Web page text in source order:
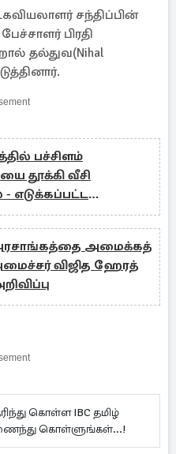
சந்திப்பின்
பிரதி
தல்துவ(Nihal
பச்சிளம்
தூக்கி வீசி
- எடுக்கப்பட்ட
அமைக்கத்
விஜித ஹேரத்
கொள்ள IBC தமிழ்
கொள்ளுங்கள்...!